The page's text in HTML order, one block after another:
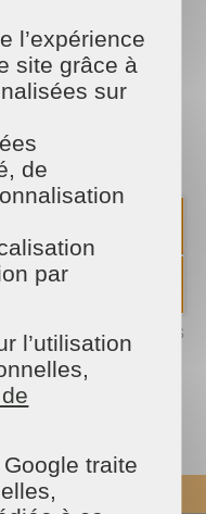
Email
dans les
plus de
un recrutement
en CDI et CDD !
des
et présentez-vous
l’expérience
site grâce à
sur
de
par
l’utilisation
traite